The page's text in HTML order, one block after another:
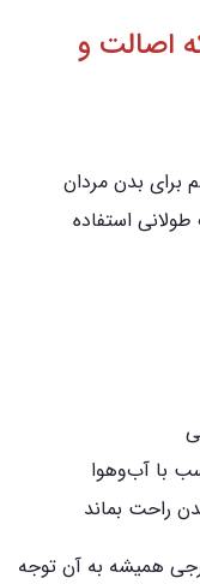
اصالت و
برای بدن مردان
استفاده
با آب‌وهوا
راحت بماند
همیشه به آن توجه